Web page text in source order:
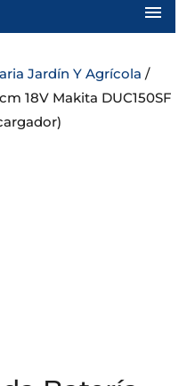
Jardín Y Agrícola /
18V Makita DUC150SF